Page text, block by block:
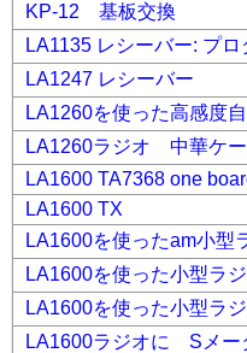
KP-12 基板交換
LA1135 レシーバー: プ
LA1247 レシーバー
LA1260を使った高感度
LA1260ラジオ 中華ケー
LA1600 TA7368 one
LA1600 TX
LA1600を使ったam小型
LA1600を使った小型ラ
LA1600を使った小型ラ
LA1600ラジオに Sメー